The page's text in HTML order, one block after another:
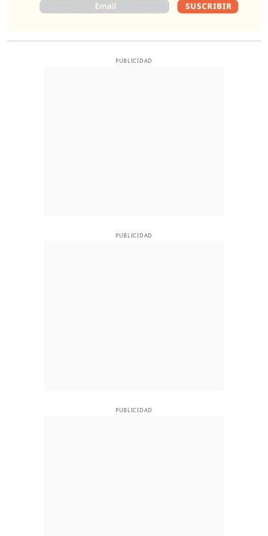
PUBLICIDAD
PUBLICIDAD
PUBLICIDAD